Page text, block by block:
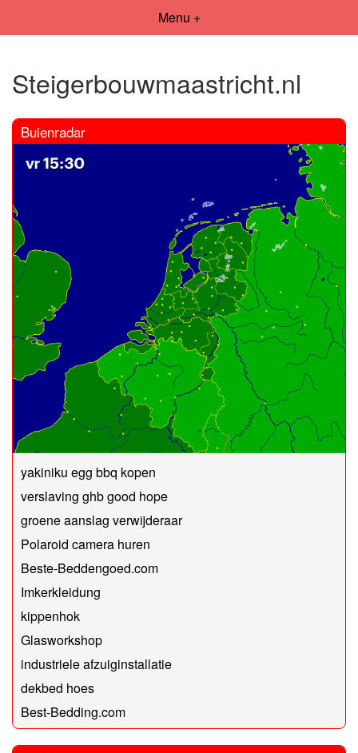
Menu +
Steigerbouwmaastricht.nl
Buienradar
yakiniku egg bbq kopen
verslaving ghb good hope
groene aanslag verwijderaar
Polaroid camera huren
Beste-Beddengoed.com
Imkerkleidung
kippenhok
Glasworkshop
industriele afzuiginstallatie
dekbed hoes
Best-Bedding.com